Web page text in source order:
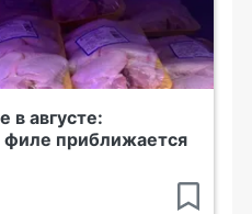
в августе:
филе приближается